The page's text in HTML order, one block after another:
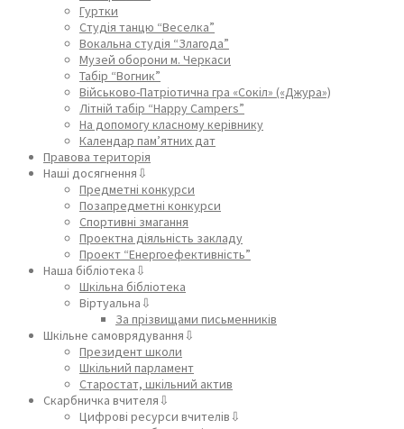
Гуртки
Студія танцю “Веселка”
Вокальна студія “Злагода”
Музей оборони м. Черкаси
Табір “Вогник”
Військово-Патріотична гра «Сокіл» («Джура»)
Літній табір “Happy Campers”
На допомогу класному керівнику
Календар пам’ятних дат
Правова територія
Наші досягнення⇩
Предметні конкурси
Позапредметні конкурси
Спортивні змагання
Проектна діяльність закладу
Проект “Енергоефективність”
Наша бібліотека⇩
Шкільна бібліотека
Віртуальна⇩
За прізвищами письменників
Шкільне самоврядування⇩
Президент школи
Шкільний парламент
Старостат, шкільний актив
Скарбничка вчителя⇩
Цифрові ресурси вчителів⇩